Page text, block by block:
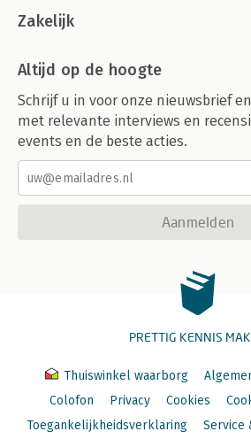
Zakelijk
Altijd op de hoogte
Schrijf u in voor onze nieuwsbrief
met relevante interviews en
events en de beste acties.
Aanmelden
PRETTIG KENNIS
Thuiswinkel waarborg
Colofon
Privacy Cookies
Toegankelijkheidsverklaring
Service